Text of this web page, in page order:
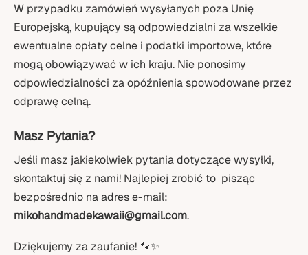
W przypadku zamówień wysyłanych poza Unię
Europejską, kupujący są odpowiedzialni za wszelkie
ewentualne opłaty celne i podatki importowe, które
mogą obowiązywać w ich kraju. Nie ponosimy
odpowiedzialności za opóźnienia spowodowane przez
odprawę celną.
Masz Pytania?
Jeśli masz jakiekolwiek pytania dotyczące wysyłki,
skontaktuj się z nami! Najlepiej zrobić to pisząc
bezpośrednio na adres e-mail:
mikohandmadekawaii@gmail.com.
Dziękujemy za zaufanie! 🐾✨